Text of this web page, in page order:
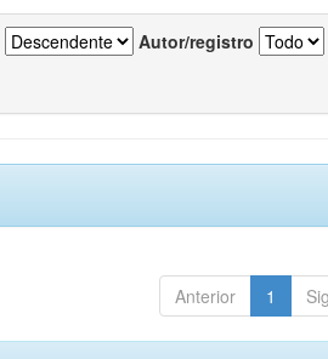
Autor/registro
Anterior 1